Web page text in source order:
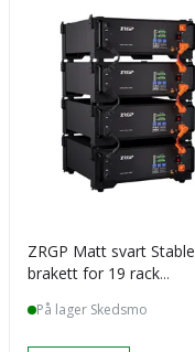
ZRGP Matt svart Stable
brakett for 19 rack
På lager Skedsmo